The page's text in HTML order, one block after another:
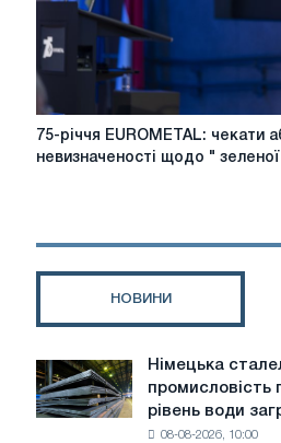
75-
адаптуватися
сталі"?
75-річчя EUROMETAL: чекати
невизначеності щодо " зеленої
НОВИНИ
Німецька
сталеливарна
промисловість
Німецька
промисловість
рівень води
08-08-2026, 10:00